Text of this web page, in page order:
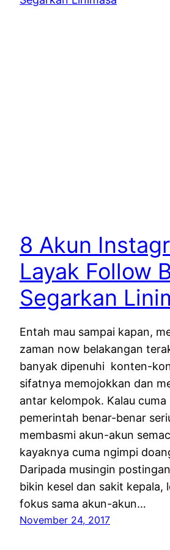
8 Akun
Layak Follow
Segarkan
Entah mau sampai kapan,
zaman now belakangan
banyak dipenuhi konten-
sifatnya memojokkan dan
antar kelompok. Kalau cuma
pemerintah benar-benar
membasmi akun-akun
kayaknya cuma ngimpi
Daripada musingin
bikin kesel dan sakit kepala,
fokus sama akun-akun…
November 24, 2017